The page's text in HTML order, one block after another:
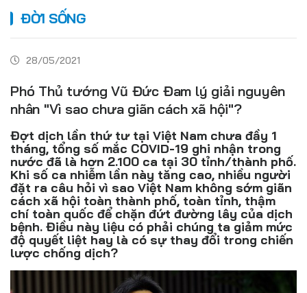
Sự kiện
Kinh tế - Tiêu dùng
Đời sống
Thị trường
Đồ uống
Pháp luật
Khoa giáo
Multimedia
ĐỜI SỐNG
28/05/2021
Phó Thủ tướng Vũ Đức Đam lý giải nguyên
nhân "Vì sao chưa giãn cách xã hội"?
Đợt dịch lần thứ tư tại Việt Nam chưa đầy 1
tháng, tổng số mắc COVID-19 ghi nhận trong
nước đã là hơn 2.100 ca tại 30 tỉnh/thành phố.
Khi số ca nhiễm lần này tăng cao, nhiều người
đặt ra câu hỏi vì sao Việt Nam không sớm giãn
cách xã hội toàn thành phố, toàn tỉnh, thậm
chí toàn quốc để chặn đứt đường lây của dịch
bệnh. Điều này liệu có phải chúng ta giảm mức
độ quyết liệt hay là có sự thay đổi trong chiến
lược chống dịch?